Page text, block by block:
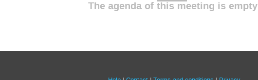
The agenda of this meeting is empty